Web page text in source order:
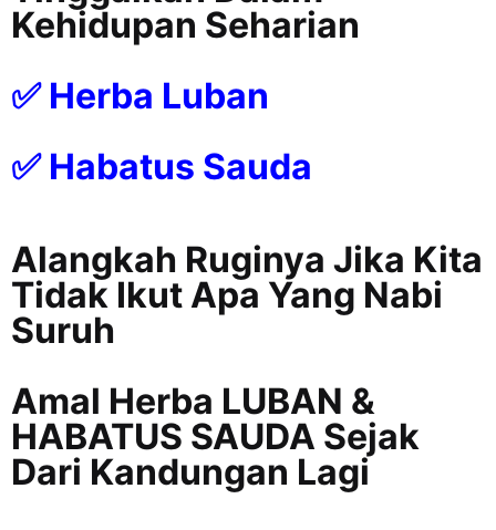
Kehidupan Seharian
✅ Herba Luban
✅ Habatus Sauda
Alangkah Ruginya Jika Kita
Tidak Ikut Apa Yang Nabi
Suruh
Amal Herba LUBAN &
HABATUS SAUDA Sejak
Dari Kandungan Lagi